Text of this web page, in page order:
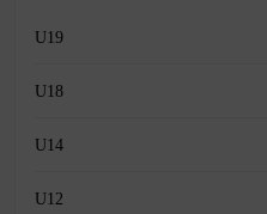
U19
U18
U14
U12